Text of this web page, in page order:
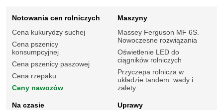
Notowania cen rolniczych
Cena kukurydzy suchej
Cena pszenicy
konsumpcyjnej
Cena pszenicy paszowej
Cena rzepaku
Ceny nawozów
Maszyny
Massey Ferguson MF 6S.
Nowoczesne rozwiązania
Oświetlenie LED do
ciągników rolniczych
Przyczepa rolnicza w
układzie tandem: wady i
zalety
Na czasie
Uprawy